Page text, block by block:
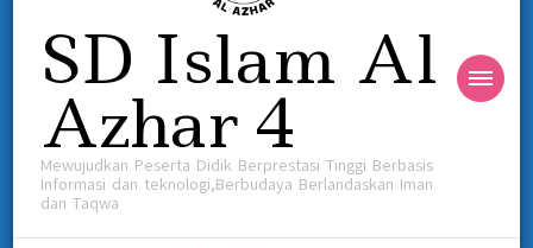
SD Islam Al
Azhar 4
Mewujudkan Peserta Didik Berprestasi Tinggi Berbasis
Informasi dan teknologi,Berbudaya Berlandaskan Iman
dan Taqwa